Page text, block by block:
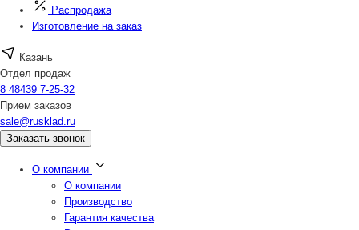
Распродажа
Изготовление на заказ
Казань
Отдел продаж
8 48439 7-25-32
Прием заказов
sale@rusklad.ru
Заказать звонок
О компании
О компании
Производство
Гарантия качества